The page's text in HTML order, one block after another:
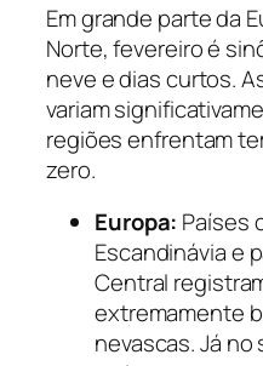
Em grande parte da
Norte, fevereiro é
neve e dias curtos.
variam
regiões enfrentam
zero.
Europa: Países
Escandinávia e
Central
extremamente
nevascas. Já no